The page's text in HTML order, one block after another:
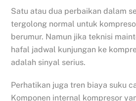
Satu atau dua perbaikan dalam
tergolong normal untuk
berumur. Namun jika teknisi
hafal jadwal kunjungan ke
adalah sinyal serius.
Perhatikan juga tren biaya suku
Komponen internal kompresor